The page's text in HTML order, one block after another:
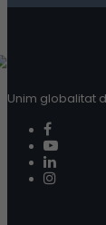
Unim globalitat